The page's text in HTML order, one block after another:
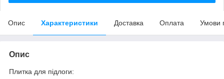
Опис Характеристики Доставка Оплата Умови
Опис
Плитка для підлоги: